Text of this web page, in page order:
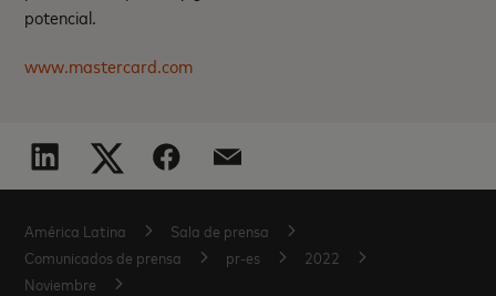
potencial.
www.mastercard.com
América Latina
Sala de prensa
Comunicados de prensa
pr-es
2022
Noviembre